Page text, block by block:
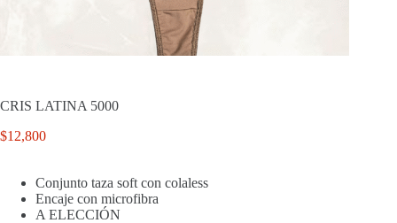
CRIS LATINA 5000
$12,800
Conjunto taza soft con colaless
Encaje con microfibra
A ELECCIÓN